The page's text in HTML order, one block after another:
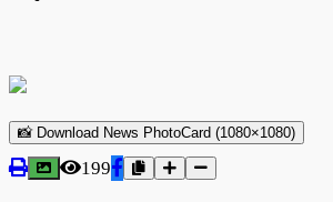
📸 Download News PhotoCard (1080×1080)
199